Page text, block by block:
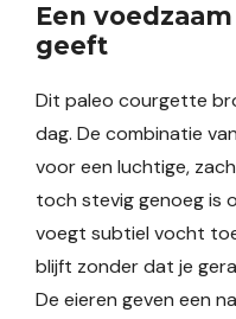
Een
geeft
Dit paleo courgette
dag. De combinatie
voor een luchtige,
toch stevig genoeg is
voegt subtiel vocht
blijft zonder dat je
De eieren geven een